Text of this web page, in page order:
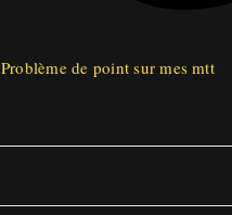
Problème de point sur mes mtt